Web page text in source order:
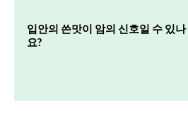
입안의 쓴맛이 암의 신호일 수 있나
요?